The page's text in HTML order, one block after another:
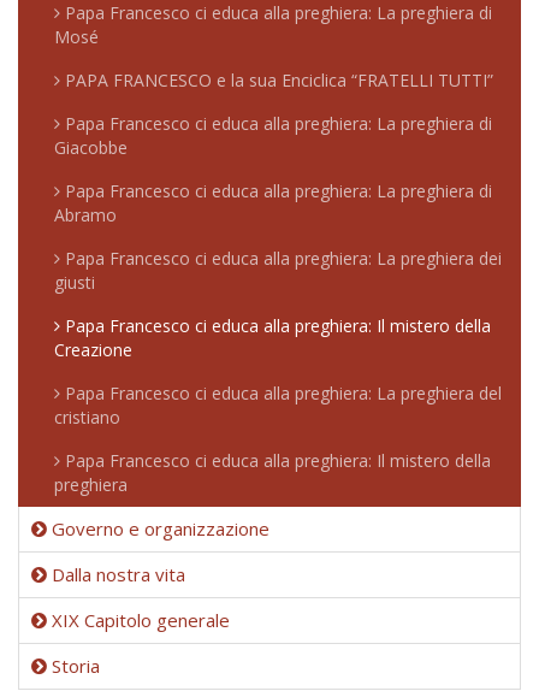
Papa Francesco ci educa alla preghiera: La preghiera di
Mosé
PAPA FRANCESCO e la sua Enciclica “FRATELLI TUTTI”
Papa Francesco ci educa alla preghiera: La preghiera di
Giacobbe
Papa Francesco ci educa alla preghiera: La preghiera di
Abramo
Papa Francesco ci educa alla preghiera: La preghiera dei
giusti
Papa Francesco ci educa alla preghiera: Il mistero della
Creazione
Papa Francesco ci educa alla preghiera: La preghiera del
cristiano
Papa Francesco ci educa alla preghiera: Il mistero della
preghiera
Governo e organizzazione
Dalla nostra vita
XIX Capitolo generale
Storia